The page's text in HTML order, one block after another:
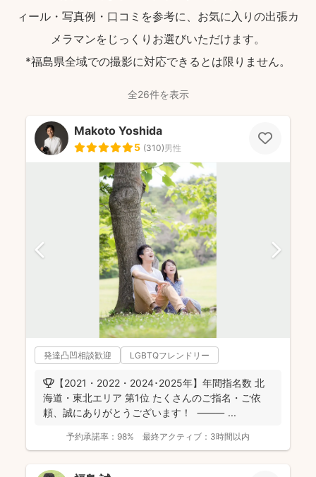
ィール・写真例・口コミを参考に、お気に入りの出張カ
メラマンをじっくりお選びいただけます。
*福島県全域での撮影に対応できるとは限りません。
全26件を表示
Makoto Yoshida
5 (310)男性
発達凸凹相談歓迎 LGBTQフレンドリー
🏆【2021・2022・2024･2025年】年間指名数 北
海道・東北エリア 第1位 たくさんのご指名・ご依
頼、誠にありがとうございます！ ⸻ ...
予約承諾率： 98% 最終アクティブ： 3時間以内